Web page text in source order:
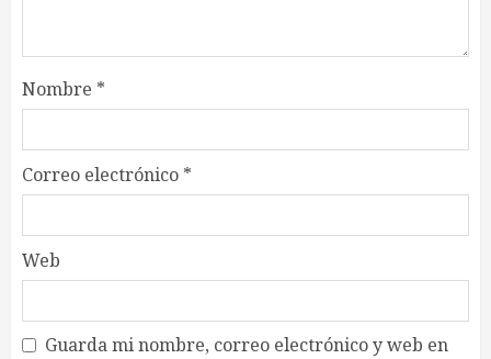
Nombre *
Correo electrónico *
Web
Guarda mi nombre, correo electrónico y web en